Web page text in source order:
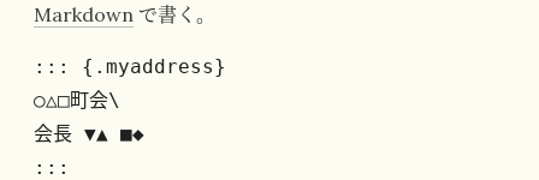
Markdown で書く。
::: {.myaddress}
○△□町会\
会長 ▼▲ ■◆
:::